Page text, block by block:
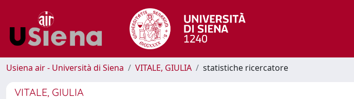
Usiena air - Università di Siena VITALE, GIULIA statistiche ricercatore
VITALE, GIULIA